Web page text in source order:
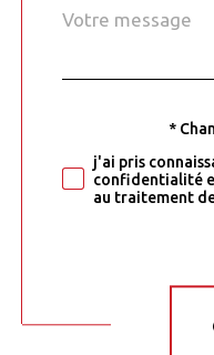
Fieldset
défaut
Message
Validation
*
j'ai pris
confidentialité
au traitement